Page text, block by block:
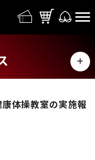
MENU
体操教室の実施報